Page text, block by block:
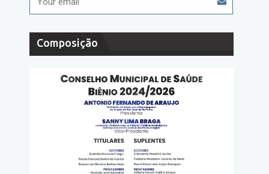
Composição